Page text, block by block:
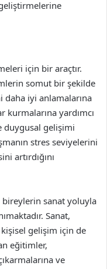
için bir araçtır.
somut bir şekilde
daha iyi anlamalarına
kurmalarına yardımcı
duygusal gelişimi
stres seviyelerini
artırdığını
sanat yoluyla
Sanat,
gelişim için de
eğitimler,
ve